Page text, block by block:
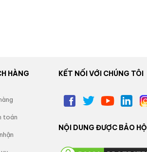
HÀNG
toán
KẾT NỐI VỚI CHÚNG TÔI
NỘI DUNG ĐƯỢC BẢO HỘ